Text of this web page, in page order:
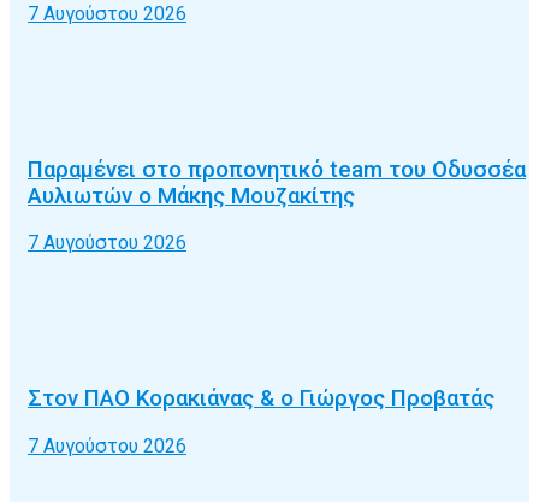
7 Αυγούστου 2026
Παραμένει στο προπονητικό team του Οδυσσέα
Αυλιωτών ο Μάκης Μουζακίτης
7 Αυγούστου 2026
Στον ΠΑΟ Κορακιάνας & ο Γιώργος Προβατάς
7 Αυγούστου 2026